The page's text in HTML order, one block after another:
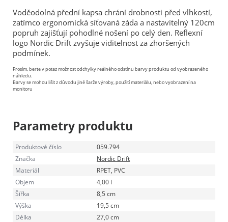
Voděodolná přední kapsa chrání drobnosti před vlhkostí,
zatímco ergonomická síťovaná záda a nastavitelný 120cm
popruh zajišťují pohodlné nošení po celý den. Reflexní
logo Nordic Drift zvyšuje viditelnost za zhoršených
podmínek.
Prosím, berte v potaz možnost odchylky reálného odstínu barvy produktu od vyobrazeného
náhledu.
Barvy se mohou lišit z důvodu jiné šarže výroby, použití materiálu, nebo vyobrazení na
monitoru
Parametry produktu
Produktové číslo
059.794
Značka
Nordic Drift
Materiál
RPET, PVC
Objem
4,00 l
Šířka
8,5 cm
Výška
19,5 cm
Délka
27,0 cm